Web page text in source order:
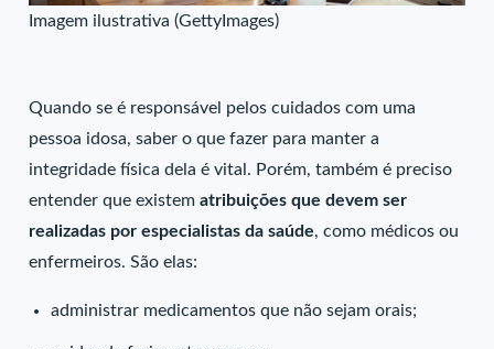
Imagem ilustrativa (GettyImages)
Quando se é responsável pelos cuidados com uma
pessoa idosa, saber o que fazer para manter a
integridade física dela é vital. Porém, também é preciso
entender que existematribuições que devem ser
realizadas por especialistas da saúde, como médicos ou
enfermeiros. São elas:
administrar medicamentos que não sejam orais;